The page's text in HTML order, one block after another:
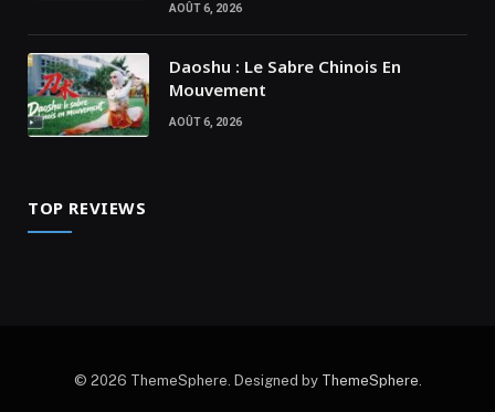
AOÛT 6, 2026
Daoshu : Le Sabre Chinois En
Mouvement
AOÛT 6, 2026
TOP REVIEWS
© 2026 ThemeSphere. Designed by ThemeSphere